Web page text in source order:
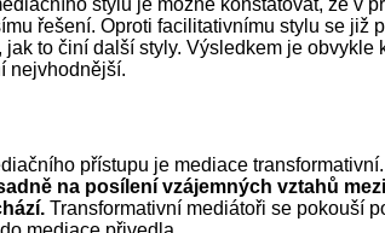
stylu je možné konstatovat, že v
řešení. Oproti facilitativnímu stylu se
to činí další styly. Výsledkem je
nejvhodnější.
přístupu je mediace
na posílení vzájemných vztahů
Transformativní mediátoři se pokouší